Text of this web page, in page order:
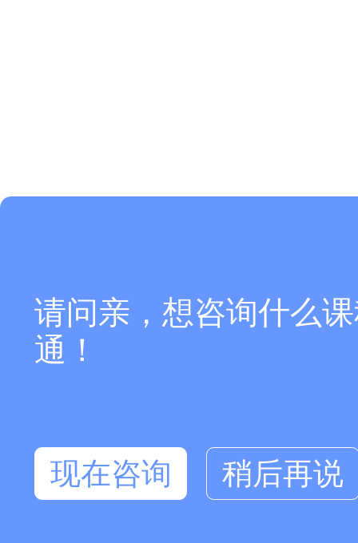
请问亲，想咨询什么
通！
现在咨询
稍后再说